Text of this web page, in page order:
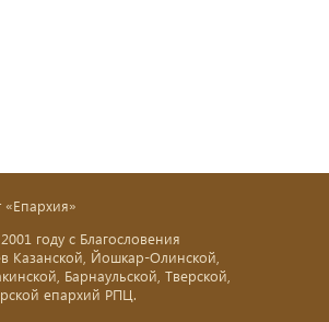
году с Благословения
Казанской, Йошкар-Олинской,
Барнаульской, Тверской,
епархий РПЦ.